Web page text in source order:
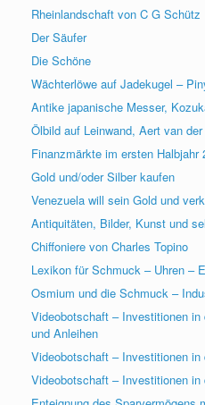
Rheinlandschaft von C G Schütz
Der Säufer
Die Schöne
Wächterlöwe auf Jadekugel –
Antike japanische Messer,
Ölbild auf Leinwand, Aert van der
Finanzmärkte im ersten Halbjahr
Gold und/oder Silber kaufen
Venezuela will sein Gold und
Antiquitäten, Bilder, Kunst und
Chiffoniere von Charles Topino
Lexikon für Schmuck – Uhren –
Osmium und die Schmuck –
Videobotschaft – Investitionen
und Anleihen
Videobotschaft – Investitionen
Videobotschaft – Investitionen